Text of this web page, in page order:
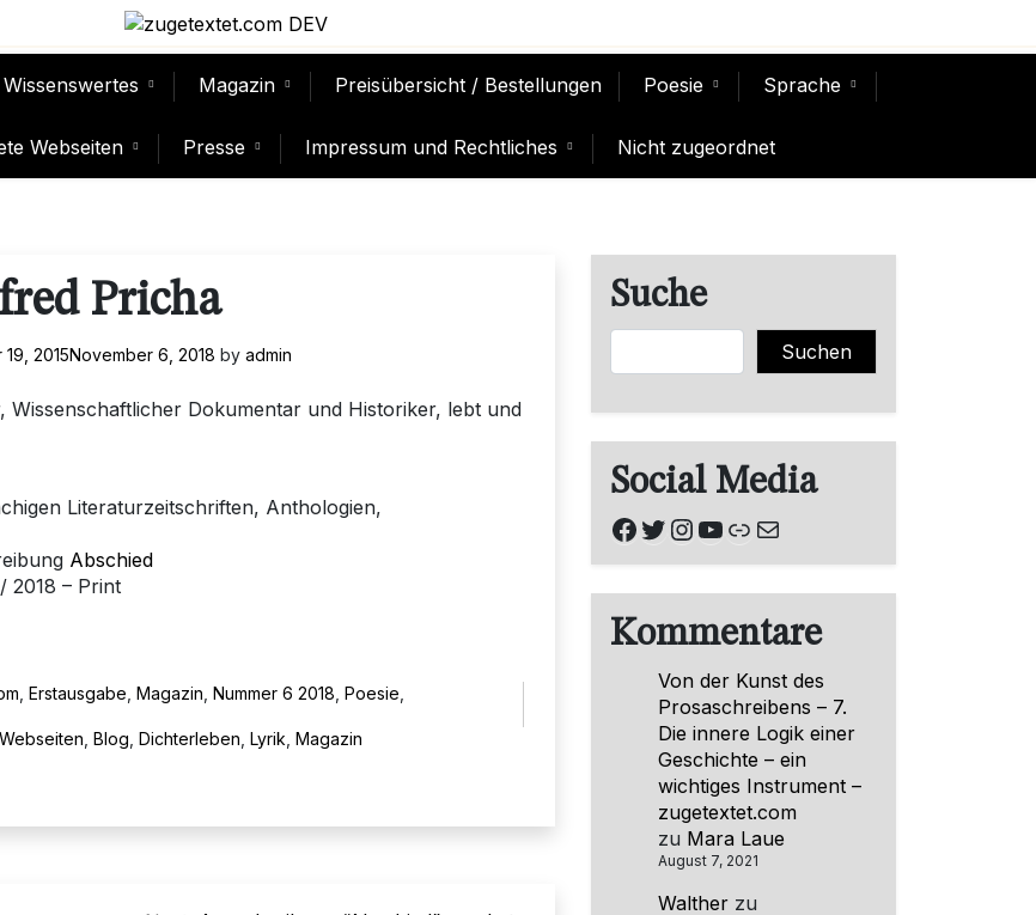
Wissenswertes Magazin Preisübersicht / Bestellungen Poesie Sprache
Webseiten Presse Impressum und Rechtliches Nicht zugeordnet
Pricha
2015November 6, 2018 by admin
Dokumentar und Historiker, lebt und
Literaturzeitschriften, Anthologien,
Abschied
2018 – Print
Erstausgabe Magazin Nummer 6 2018 Poesie
Blog Dichterleben Lyrik Magazin
Suche
Suchen Suchen
Social Media
Facebook
Twitter
Instagram
YouTube
Link
E-Mail
Kommentare
Von der Kunst des
Prosaschreibens – 7.
Die innere Logik einer
Geschichte – ein
wichtiges Instrument –
zugetextet.com
zu Mara Laue
August 7, 2021
Walther zu